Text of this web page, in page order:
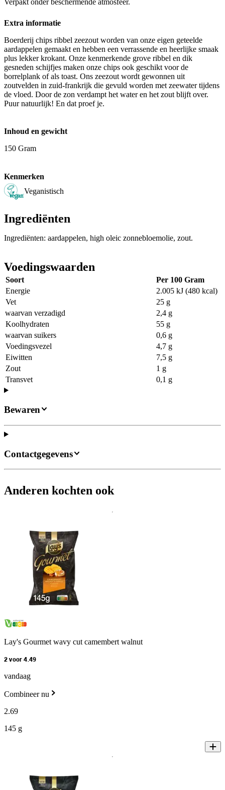
Extra informatie
Boerderij chips ribbel zeezout worden van onze eigen geteelde
aardappelen gemaakt en hebben een verrassende en heerlijke smaak
plus lekker krokant. Onze kenmerkende grove ribbel en dik
gesneden schijfjes maken onze chips ook geschikt voor de
borrelplank of als toast. Ons zeezout wordt gewonnen uit
zoutvelden in zuid-frankrijk die gevuld worden met zeewater tijdens
de vloed. Door de zon verdampt het water en het zout blijft over.
Puur natuurlijk! En dat proef je.
Inhoud en gewicht
150 Gram
Kenmerken
Veganistisch
Ingrediënten
Ingrediënten: aardappelen, high oleic zonnebloemolie, zout.
Voedingswaarden
Soort
Per 100 Gram
Energie
2.005 kJ (480 kcal)
Vet
25 g
waarvan verzadigd
2,4 g
Koolhydraten
55 g
waarvan suikers
0,6 g
Voedingsvezel
4,7 g
Eiwitten
7,5 g
Zout
1 g
Transvet
0,1 g
Bewaren
Contactgegevens
Anderen kochten ook
Lay's Gourmet wavy cut camembert walnut
2 voor 4.49
vandaag
Combineer nu
2.69
145 g